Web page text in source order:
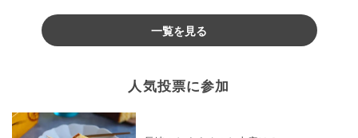
一覧を見る
人気投票に参加